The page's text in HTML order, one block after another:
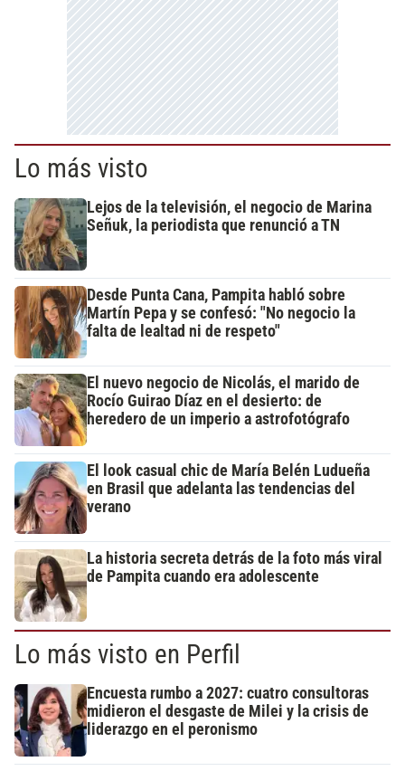
Lo más visto
Lejos de la televisión, el negocio de Marina
Señuk, la periodista que renunció a TN
Desde Punta Cana, Pampita habló sobre
Martín Pepa y se confesó: "No negocio la
falta de lealtad ni de respeto"
El nuevo negocio de Nicolás, el marido de
Rocío Guirao Díaz en el desierto: de
heredero de un imperio a astrofotógrafo
El look casual chic de María Belén Ludueña
en Brasil que adelanta las tendencias del
verano
La historia secreta detrás de la foto más viral
de Pampita cuando era adolescente
Lo más visto en Perfil
Encuesta rumbo a 2027: cuatro consultoras
midieron el desgaste de Milei y la crisis de
liderazgo en el peronismo